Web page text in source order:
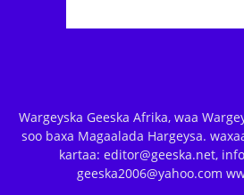
Wargeyska Geeska Afrika, waa
soo baxa Magaalada Hargeysa.
kartaa: editor@geeska.net,
geeska2006@yahoo.com